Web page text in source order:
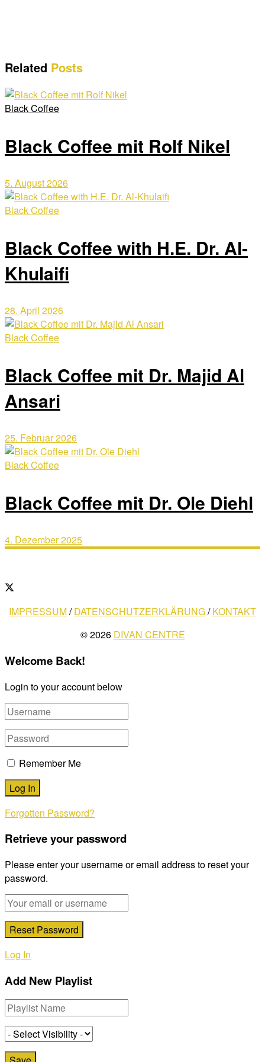
Related Posts
Black Coffee
Black Coffee mit Rolf Nikel
5. August 2026
Black Coffee
Black Coffee with H.E. Dr. Al-
Khulaifi
28. April 2026
Black Coffee
Black Coffee mit Dr. Majid Al
Ansari
25. Februar 2026
Black Coffee
Black Coffee mit Dr. Ole Diehl
4. Dezember 2025
IMPRESSUM/DATENSCHUTZERKLÄRUNG/KONTAKT
© 2026 DIVAN CENTRE
Welcome Back!
Login to your account below
Remember Me
Forgotten Password?
Retrieve your password
Please enter your username or email address to reset your
password.
Log In
Add New Playlist